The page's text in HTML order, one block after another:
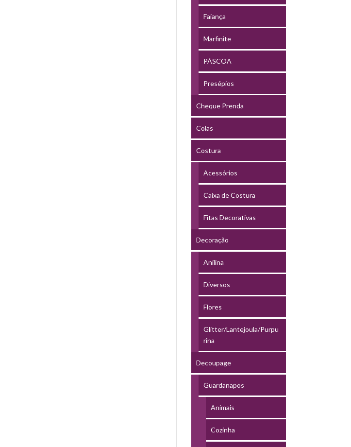
Faiança
Marfinite
PÁSCOA
Presépios
Cheque Prenda
Colas
Costura
Acessórios
Caixa de Costura
Fitas Decorativas
Decoração
Anilina
Diversos
Flores
Glitter/Lantejoula/Purpu
rina
Decoupage
Guardanapos
Animais
Cozinha